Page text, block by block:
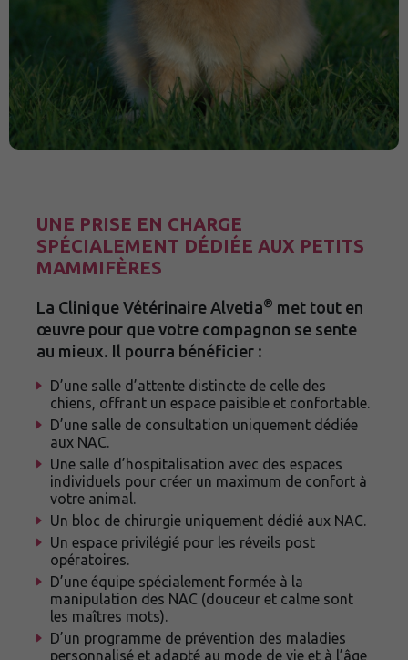
UNE PRISE EN CHARGE
SPÉCIALEMENT DÉDIÉE AUX PETITS
MAMMIFÈRES
La Clinique Vétérinaire Alvetia® met tout en
œuvre pour que votre compagnon se sente
au mieux. Il pourra bénéficier :
D’une salle d’attente distincte de celle des
chiens, offrant un espace paisible et confortable.
D’une salle de consultation uniquement dédiée
aux NAC.
Une salle d’hospitalisation avec des espaces
individuels pour créer un maximum de confort à
votre animal.
Un bloc de chirurgie uniquement dédié aux NAC.
Un espace privilégié pour les réveils post
opératoires.
D’une équipe spécialement formée à la
manipulation des NAC (douceur et calme sont
les maîtres mots).
D’un programme de prévention des maladies
personnalisé et adapté au mode de vie et à l’âge